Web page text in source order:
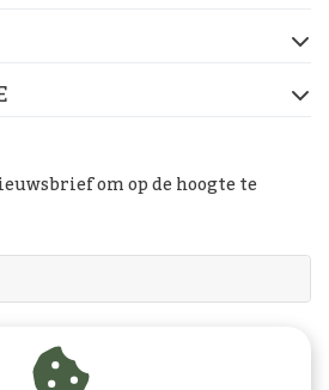
om op de hoogte te